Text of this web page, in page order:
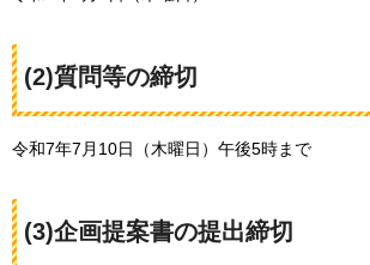
(2)質問等の締切
令和7年7月10日（木曜日）午後5時まで
(3)企画提案書の提出締切